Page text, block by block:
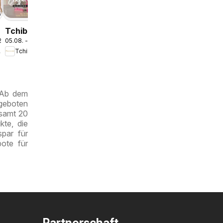
Tchibo
Eduscho
Tchibo
05.08. - 12.08.2026
dem
20
die
für
für